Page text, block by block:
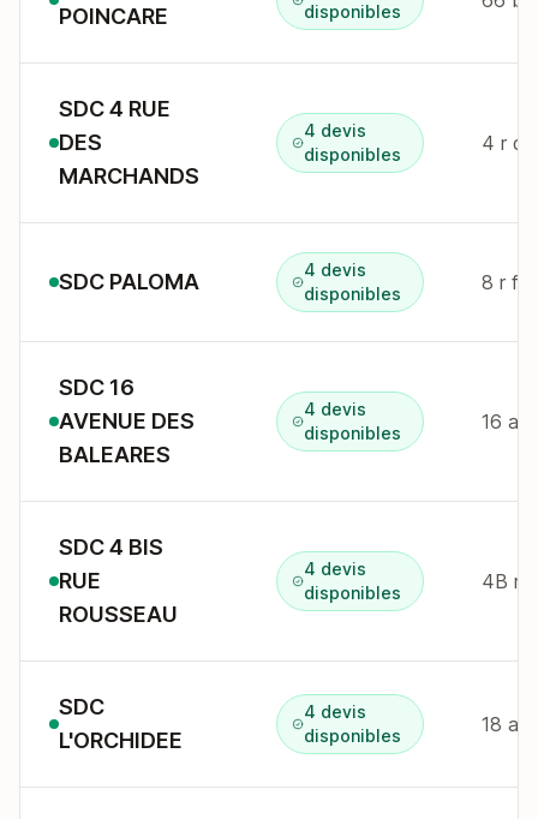
POINCARE
disponibles
SDC 4 RUE
DES
MARCHANDS
4 devis
disponibles
4 r
SDC PALOMA
4 devis
disponibles
8 r
SDC 16
AVENUE DES
BALEARES
4 devis
disponibles
16 av
SDC 4 BIS
RUE
ROUSSEAU
4 devis
disponibles
SDC
L'ORCHIDEE
4 devis
disponibles
18 av